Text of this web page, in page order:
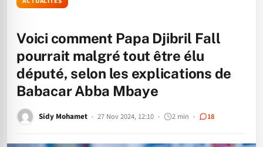
Voici comment Papa Djibril Fall
pourrait malgré tout être élu
député, selon les explications de
Babacar Abba Mbaye
Sidy Mohamet 27 Nov 2024, 12:10 2 min 18